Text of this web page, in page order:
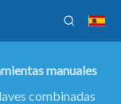
manuales
combinadas